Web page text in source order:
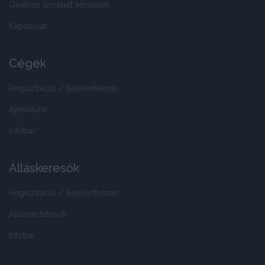
Gyakran ismételt kérdések
Kapcsolat
Cégek
Regisztráció / Bejelentkezés
Ajánlatunk
Infobár
Álláskeresők
Regisztráció / Bejelentkezés
Álláshirdetések
Infobár